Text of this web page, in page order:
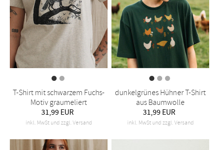
T-Shirt mit schwarzem Fuchs-
Motiv graumeliert
31,99 EUR
inkl. MwSt und zzgl. Versand
dunkelgrünes Hühner T-Shirt
aus Baumwolle
31,99 EUR
inkl. MwSt und zzgl. Versand